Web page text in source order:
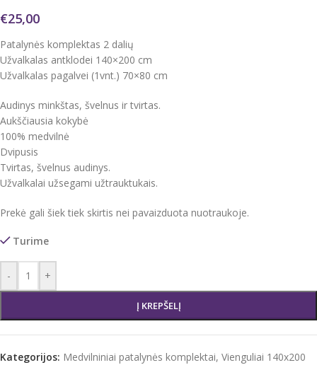
€25,00
Patalynės komplektas 2 dalių
Užvalkalas antklodei 140×200 cm
Užvalkalas pagalvei (1vnt.) 70×80 cm
Audinys minkštas, švelnus ir tvirtas.
Aukščiausia kokybė
100% medvilnė
Dvipusis
Tvirtas, švelnus audinys.
Užvalkalai užsegami užtrauktukais.
Prekė gali šiek tiek skirtis nei pavaizduota nuotraukoje.
Turime
- +
Į KREPŠELĮ
Kategorijos: Medvilniniai patalynės komplektai, Vienguliai 140x200